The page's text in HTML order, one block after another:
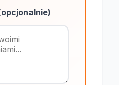
Maksymalnie